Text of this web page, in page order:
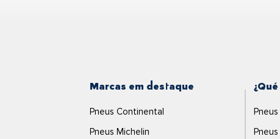
Marcas em destaque
Pneus Continental
Pneus Michelin